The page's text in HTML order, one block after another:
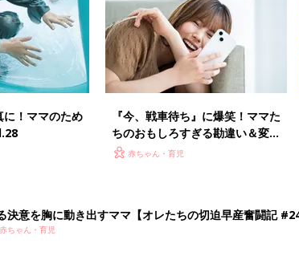
に！ママのため
『今、戦車待ち』に爆笑！ママた
ちのおもしろすぎる勘違い＆変換
ミス集赤ちゃん・育児
決意を胸に動き出すママ【オレたちの切迫早産奮闘記 #24
赤ちゃん・育児